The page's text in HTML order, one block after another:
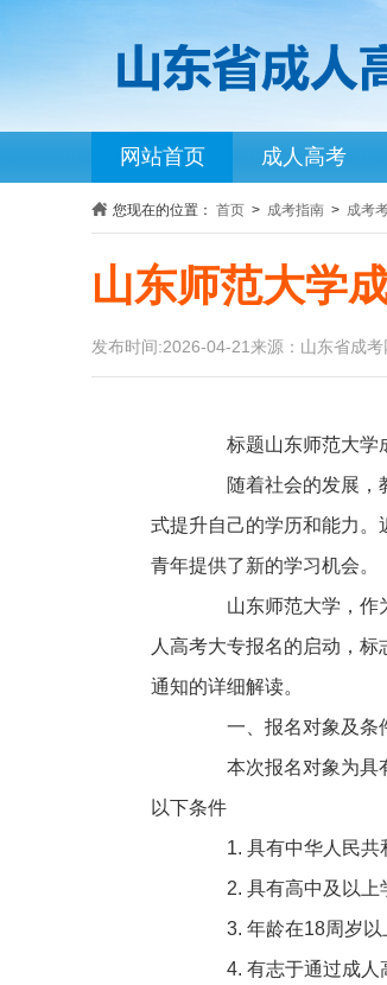
网站首页 成人高考
您现在的位置： 首页 > 成考指南 > 成考
山东师范大学
发布时间:2026-04-21来源：山东省成
标题山东师范大学成
随着社会的发展，教
式提升自己的学历和能力
青年提供了新的学习机会。
山东师范大学，作为
人高考大专报名的启动，
通知的详细解读。
一、报名对象及条
本次报名对象为具有
以下条件
1. 具有中华人民共和
2. 具有高中及以上
3. 年龄在18周岁以
4. 有志于通过成人高